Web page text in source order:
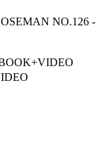
NO.126 -